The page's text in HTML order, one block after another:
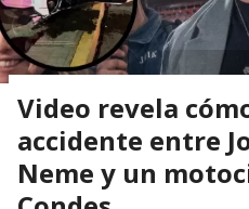
Video revela
accidente entre
Neme y un